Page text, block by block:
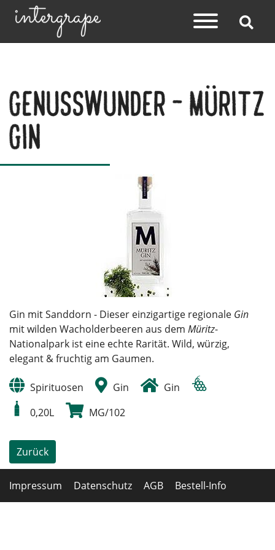
Genusswunder - Müritz
Gin
Gin mit Sanddorn - Dieser einzigartige regionale Gin
mit wilden Wacholderbeeren aus dem Müritz-
Nationalpark ist eine echte Rarität. Wild, würzig,
elegant & fruchtig am Gaumen.
Spirituosen Gin
Gin
0,20L
MG/102
Zurück
Impressum Datenschutz AGB Bestell-Info